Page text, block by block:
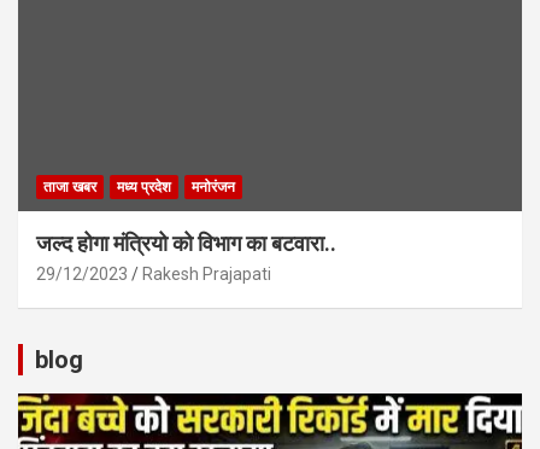
ताजा खबर मध्य प्रदेश मनोरंजन
जल्द होगा मंत्रियो को विभाग का बटवारा..
29/12/2023 Rakesh Prajapati
blog